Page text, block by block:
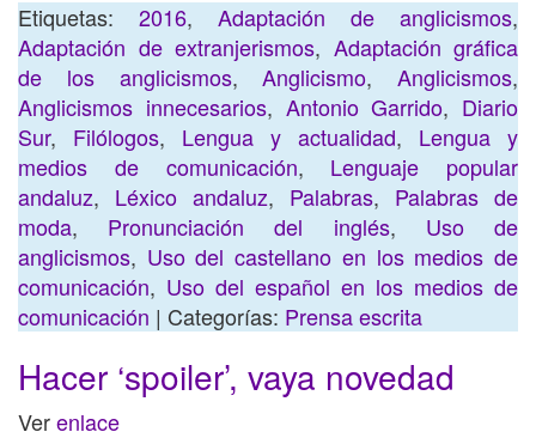
Etiquetas: 2016, Adaptación de anglicismos,
Adaptación de extranjerismos, Adaptación gráfica
de los anglicismos,Anglicismo, Anglicismos,
Anglicismos innecesarios, Antonio Garrido, Diario
Sur, Filólogos, Lengua y actualidad, Lengua y
medios de comunicación, Lenguaje popular
andaluz, Léxico andaluz, Palabras, Palabras de
moda, Pronunciación del inglés, Uso de
anglicismos, Uso del castellano en los medios de
comunicación, Uso del español en los medios de
comunicación | Categorías: Prensa escrita
Hacer ‘spoiler’, vaya novedad
Verenlace